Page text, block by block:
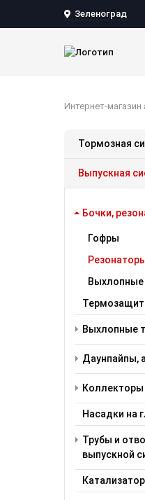
Зеленоград
Интернет-
Тормозная
Выпускная
Бочки,
Гофры
Выхлопные
Выхлопные
Даунпайпы,
Насадки на
Трубы и
выпускной